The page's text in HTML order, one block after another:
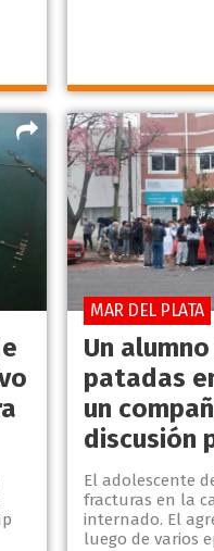
Un
patadas
un
discusión
El adolescente
fracturas en la
internado. El
luego de varios
MAR DEL PLATA